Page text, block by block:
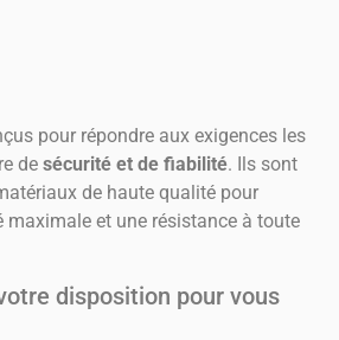
pour répondre aux exigences les
de sécurité et de fiabilité. Ils sont
de haute qualité pour
et une résistance à toute
disposition pour vous